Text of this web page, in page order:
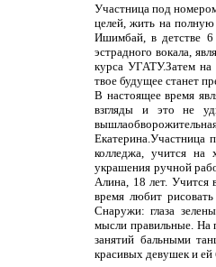
Участница под
целей, жить на
Ишимбай, в детстве 6
эстрадного вокала,
курса УГАТУ.Затем
твое будущее станет
В настоящее время
взгляды и это не
Екатерина. Участница
колледжа, учится на
украшения ручной
Алина, 18 лет. Учится
время любит
Снаружи: глаза
мысли правильные. На
занятий бальными
красивых девушек и